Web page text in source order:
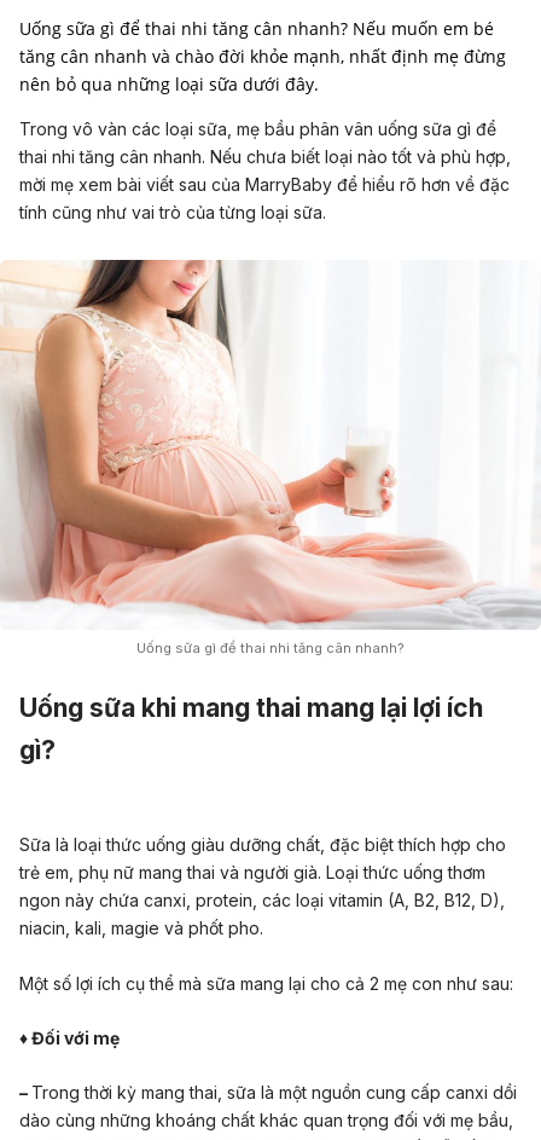
Uống sữa gì để thai nhi tăng cân nhanh? Nếu muốn em bé
tăng cân nhanh và chào đời khỏe mạnh, nhất định mẹ đừng
nên bỏ qua những loại sữa dưới đây.
Trong vô vàn các loại sữa, mẹ bầu phân vân uống sữa gì để
thai nhi tăng cân nhanh. Nếu chưa biết loại nào tốt và phù hợp,
mời mẹ xem bài viết sau của MarryBaby để hiểu rõ hơn về đặc
tính cũng như vai trò của từng loại sữa.
Uống sữa gì để thai nhi tăng cân nhanh?
Uống sữa khi mang thai mang lại lợi ích
gì?
Sữa là loại thức uống giàu dưỡng chất, đặc biệt thích hợp cho
trẻ em, phụ nữ mang thai và người già. Loại thức uống thơm
ngon này chứa canxi, protein, các loại vitamin (A, B2, B12, D),
niacin, kali, magie và phốt pho.
Một số lợi ích cụ thể mà sữa mang lại cho cả 2 mẹ con như sau:
♦ Đối với mẹ
– Trong thời kỳ mang thai, sữa là một nguồn cung cấp canxi dồi
dào cùng những khoáng chất khác quan trọng đối với mẹ bầu,